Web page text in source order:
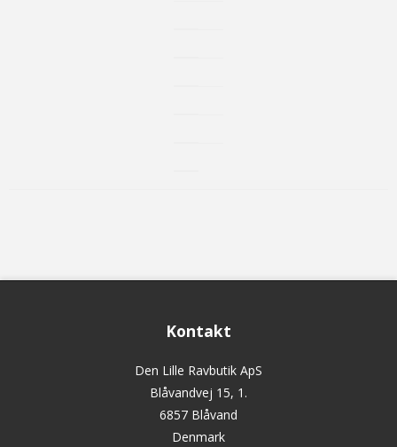
Kontakt
Den Lille Ravbutik ApS
Blåvandvej 15, 1.
6857 Blåvand
Denmark